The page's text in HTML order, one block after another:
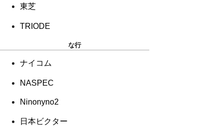
東芝
TRIODE
な行
ナイコム
NASPEC
Ninonyno2
日本ビクター